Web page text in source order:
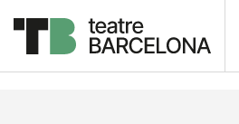
Descripció Fitxa artística